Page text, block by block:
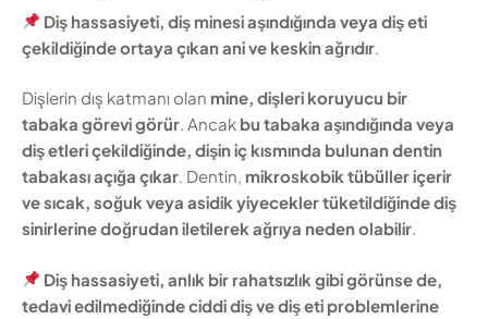
Diş hassasiyeti, diş minesi aşındığında veya diş eti
çekildiğinde ortaya çıkan ani ve keskin ağrıdır.
Dişlerin dış katmanı olan mine, dişleri koruyucu bir
tabaka görevi görür. Ancak bu tabaka aşındığında veya
diş etleri çekildiğinde, dişin iç kısmında bulunan dentin
tabakası açığa çıkar. Dentin, mikroskobik tübüller içerir
ve sıcak, soğuk veya asidik yiyecekler tüketildiğinde diş
sinirlerine doğrudan iletilerek ağrıya neden olabilir.
Diş hassasiyeti, anlık bir rahatsızlık gibi görünse de,
tedavi edilmediğinde ciddi diş ve diş eti problemlerine